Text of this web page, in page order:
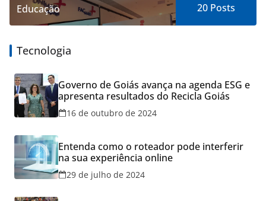
Educação 20 Posts
Tecnologia
Governo de Goiás avança na agenda ESG e
apresenta resultados do Recicla Goiás
16 de outubro de 2024
Entenda como o roteador pode interferir
na sua experiência online
29 de julho de 2024